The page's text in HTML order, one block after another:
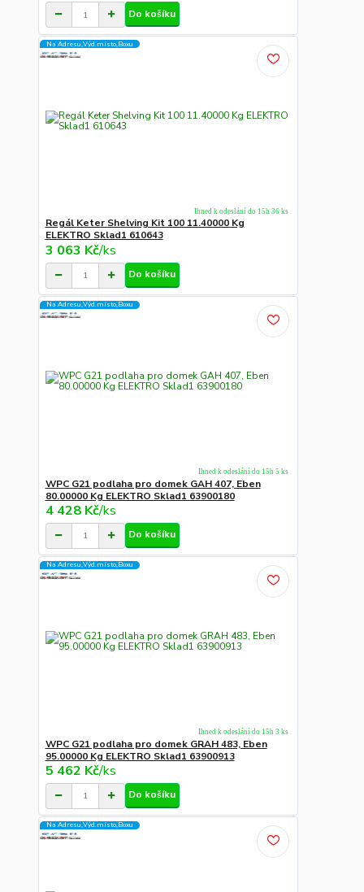
Do košíku
Na Adresu,Výd.místo,Boxu
Regál Keter Shelving Kit 100 11.40000 Kg
ELEKTRO Sklad1 610643
3 063 Kč/ks
Ihned k odeslání do 15h 36 ks
Do košíku
Na Adresu,Výd.místo,Boxu
WPC G21 podlaha pro domek GAH 407, Eben
80.00000 Kg ELEKTRO Sklad1 63900180
4 428 Kč/ks
Ihned k odeslání do 15h 5 ks
Do košíku
Na Adresu,Výd.místo,Boxu
WPC G21 podlaha pro domek GRAH 483, Eben
95.00000 Kg ELEKTRO Sklad1 63900913
5 462 Kč/ks
Ihned k odeslání do 15h 3 ks
Do košíku
Na Adresu,Výd.místo,Boxu